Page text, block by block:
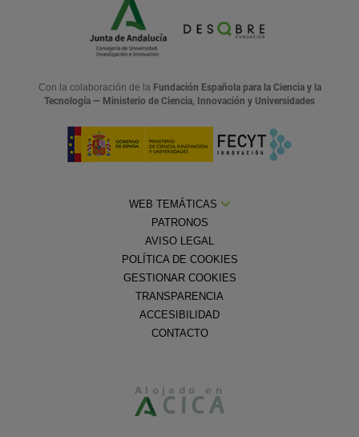
Con la colaboración de la Fundación Española para la Ciencia y la
Tecnología — Ministerio de Ciencia, Innovación y Universidades
WEB TEMÁTICAS
PATRONOS
AVISO LEGAL
POLÍTICA DE COOKIES
GESTIONAR COOKIES
TRANSPARENCIA
ACCESIBILIDAD
CONTACTO